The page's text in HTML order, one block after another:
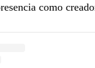
como